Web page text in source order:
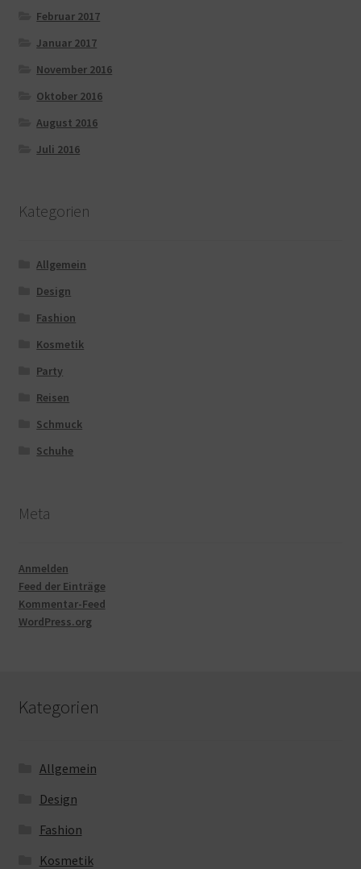
Februar 2017
Januar 2017
November 2016
Oktober 2016
August 2016
Juli 2016
Kategorien
Allgemein
Design
Fashion
Kosmetik
Party
Reisen
Schmuck
Schuhe
Meta
Anmelden
Feed der Einträge
Kommentar-Feed
WordPress.org
Kategorien
Allgemein
Design
Fashion
Kosmetik